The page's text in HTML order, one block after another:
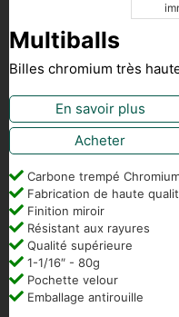
Multiballs
Billes chromium très
En savoir plus
Acheter
Carbone trempé
Fabrication de haute
Finition miroir
Résistant aux rayures
Qualité supérieure
1-1/16″ - 80g
Pochette velour
Emballage antirouille